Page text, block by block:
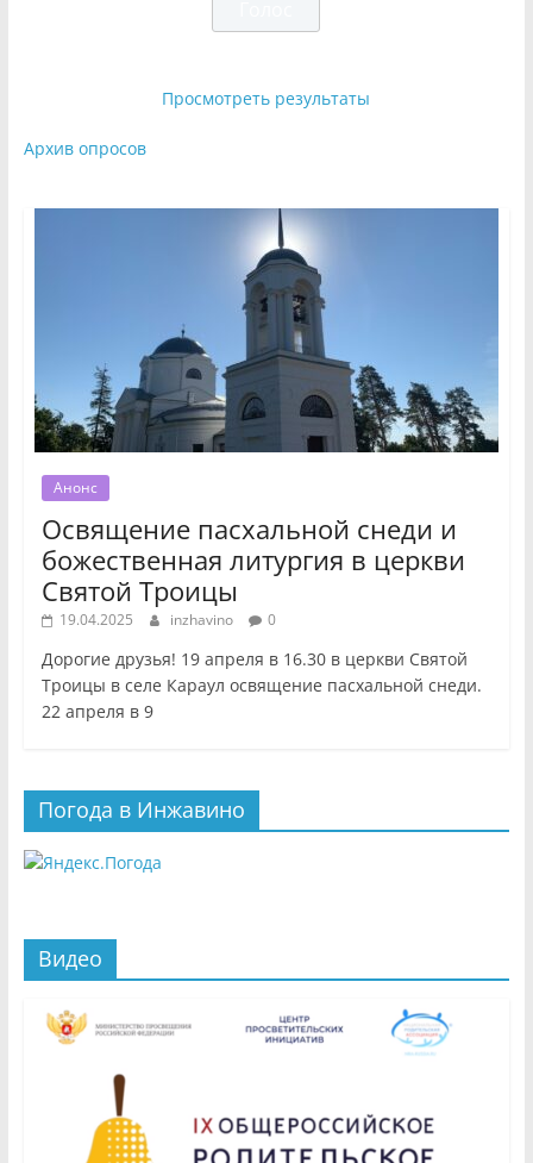
Просмотреть результаты
Архив опросов
Анонс
Освящение пасхальной снеди и
божественная литургия в церкви
Святой Троицы
19.04.2025 inzhavino 0
Дорогие друзья! 19 апреля в 16.30 в церкви Святой
Троицы в селе Караул освящение пасхальной снеди.
22 апреля в 9
Погода в Инжавино
Видео